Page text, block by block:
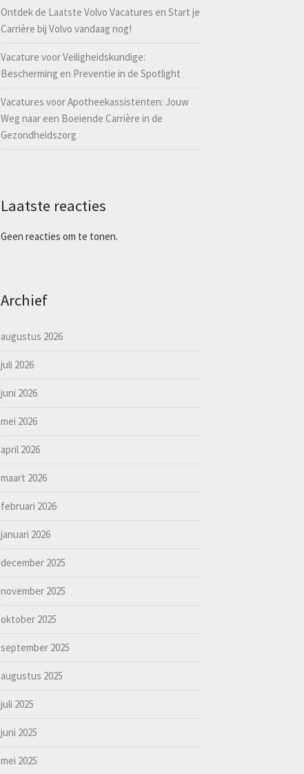
Ontdek de Laatste Volvo Vacatures en Start je
Carrière bij Volvo vandaag nog!
Vacature voor Veiligheidskundige:
Bescherming en Preventie in de Spotlight
Vacatures voor Apotheekassistenten: Jouw
Weg naar een Boeiende Carrière in de
Gezondheidszorg
Laatste reacties
Geen reacties om te tonen.
Archief
augustus 2026
juli 2026
juni 2026
mei 2026
april 2026
maart 2026
februari 2026
januari 2026
december 2025
november 2025
oktober 2025
september 2025
augustus 2025
juli 2025
juni 2025
mei 2025